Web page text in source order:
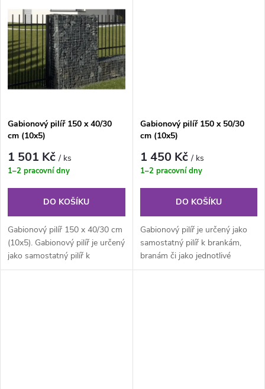
t
ů
k
t
ů
Gabionový pilíř 150 x 40/30
cm (10x5)
1 501 Kč/ ks
1–2 pracovní dny
DO KOŠÍKU
Gabionový pilíř 150 x 40/30 cm
(10x5). Gabionový pilíř je určený
jako samostatný pilíř k
brankám, branám či jako...
Gabionový pilíř 150 x 50/30
cm (10x5)
1 450 Kč/ ks
1–2 pracovní dny
DO KOŠÍKU
Gabionový pilíř je určený jako
samostatný pilíř k brankám,
branám či jako jednotlivé
konstrukce při stavbách...